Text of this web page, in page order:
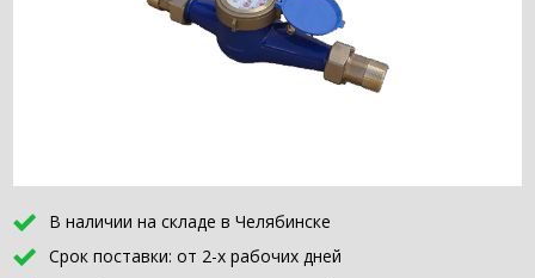
В наличии на складе в Челябинске
Срок поставки: от 2-х рабочих дней